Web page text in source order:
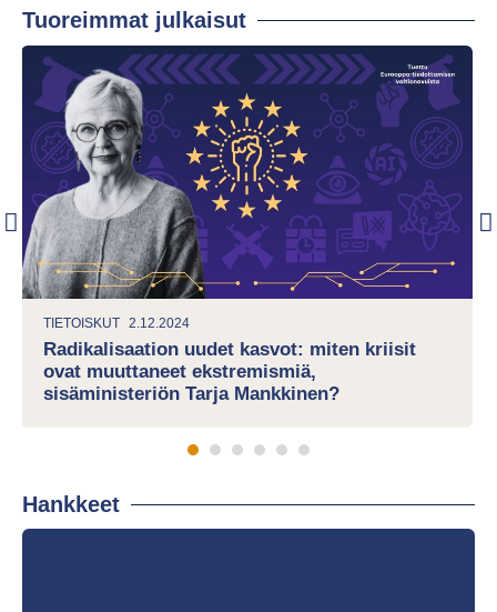
Tuoreimmat julkaisut
TIETOISKUT 2.12.2024
Radikalisaation uudet kasvot: miten kriisit
ovat muuttaneet ekstremismiä,
sisäministeriön Tarja Mankkinen?
Hankkeet